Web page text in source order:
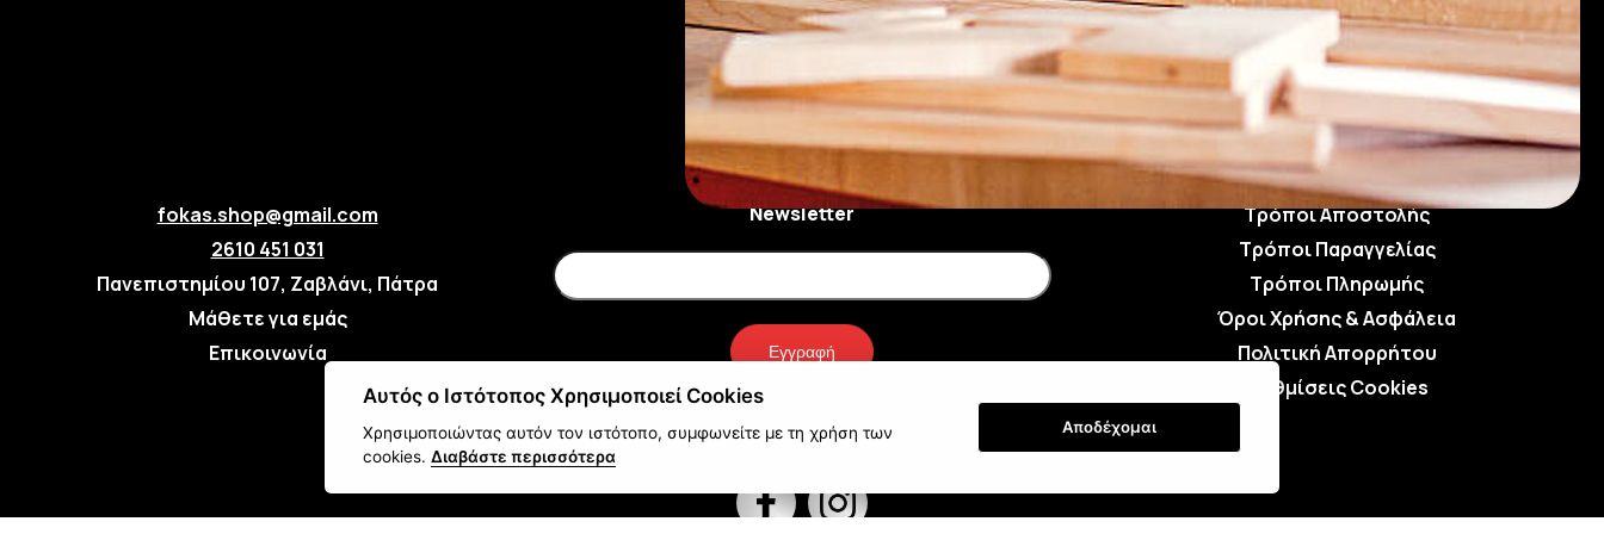
fokas.shop@gmail.com
2610 451 031
Πανεπιστημίου 107, Ζαβλάνι, Πάτρα
Μάθετε για εμάς
Επικοινωνία
Newsletter
Εγγραφή
Τρόποι Αποστολής
Τρόποι Παραγγελίας
Τρόποι Πληρωμής
Όροι Χρήσης & Ασφάλεια
Πολιτική Απορρήτου
Ρυθμίσεις Cookies
Αυτός ο Ιστότοπος Χρησιμοποιεί Cookies
Χρησιμοποιώντας αυτόν τον ιστότοπο, συμφωνείτε με τη χρήση των
cookies. Διαβάστε περισσότερα
Αποδέχομαι